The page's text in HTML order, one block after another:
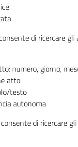
di ricercare
numero, giorno,
atto
testo
autonoma
di ricercare